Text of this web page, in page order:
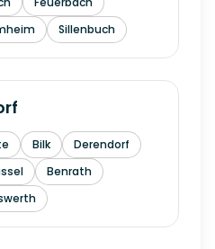
Sillenbuch
Bilk
Derendorf
Benrath